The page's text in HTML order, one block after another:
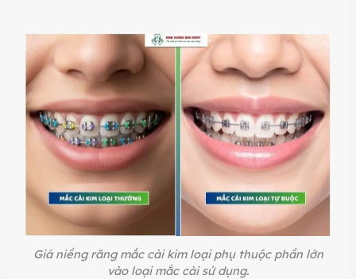
Giá niềng răng mắc cài kim loại phụ thuộc phần lớn
vào loại mắc cài sử dụng.